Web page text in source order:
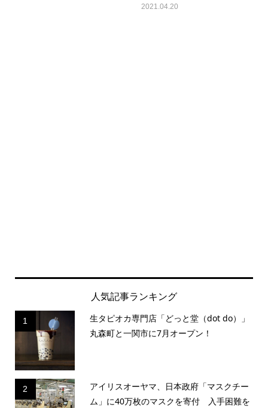
2021.04.20
人気記事ランキング
1
生タピオカ専門店「どっと堂（dot do）」
丸森町と一関市に7月オープン！
2
アイリスオーヤマ、日本政府「マスクチー
ム」に40万枚のマスクを寄付 入手困難を